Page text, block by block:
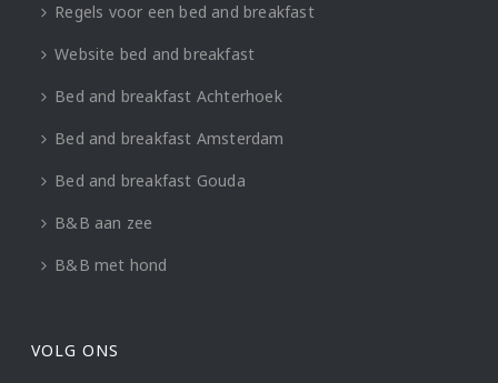
Regels voor een bed and breakfast
Website bed and breakfast
Bed and breakfast Achterhoek
Bed and breakfast Amsterdam
Bed and breakfast Gouda
B&B aan zee
B&B met hond
VOLG ONS